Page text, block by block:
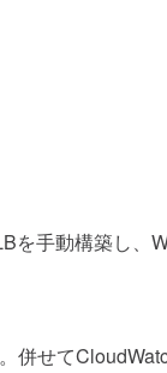
を手動構築し、
せて